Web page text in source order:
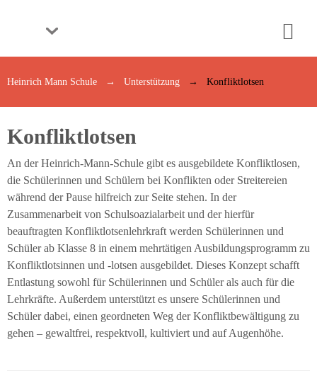
Heinrich Mann Schule Unterstützung Konfliktlotsen
Konfliktlotsen
An der Heinrich-Mann-Schule gibt es ausgebildete Konfliktlosen,
die Schülerinnen und Schülern bei Konflikten oder Streitereien
während der Pause hilfreich zur Seite stehen. In der
Zusammenarbeit von Schulsoazialarbeit und der hierfür
beauftragten Konfliktlotsenlehrkraft werden Schülerinnen und
Schüler ab Klasse 8 in einem mehrtätigen Ausbildungsprogramm zu
Konfliktlotsinnen und -lotsen ausgebildet. Dieses Konzept schafft
Entlastung sowohl für Schülerinnen und Schüler als auch für die
Lehrkräfte. Außerdem unterstützt es unsere Schülerinnen und
Schüler dabei, einen geordneten Weg der Konfliktbewältigung zu
gehen – gewaltfrei, respektvoll, kultiviert und auf Augenhöhe.
Grundsätze
Leitungsteam
Die
Lehrkräfte
Die
Schülervertretung
Elternarbeit
Die
Schule
in